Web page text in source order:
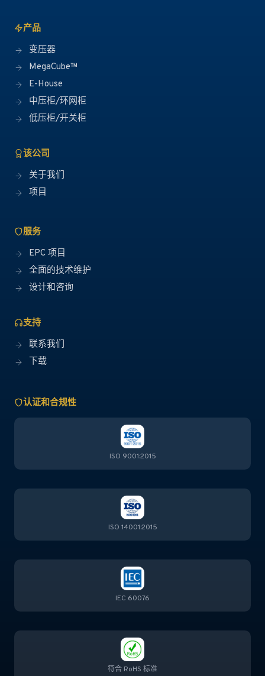
产品
变压器
MegaCube™
E-House
中压柜/环网柜
低压柜/开关柜
该公司
关于我们
项目
服务
EPC 项目
全面的技术维护
设计和咨询
支持
联系我们
下载
认证和合规性
ISO 9001:2015
ISO 14001:2015
IEC 60076
符合 RoHS 标准